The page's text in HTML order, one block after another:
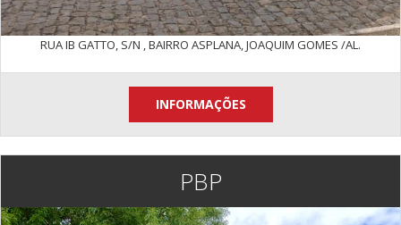
RUA IB GATTO, S/N , BAIRRO ASPLANA, JOAQUIM GOMES /AL.
INFORMAÇÕES
PBP